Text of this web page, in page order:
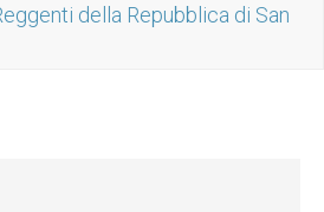
della Repubblica di San